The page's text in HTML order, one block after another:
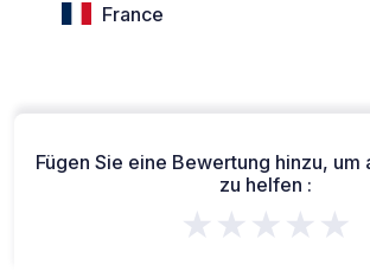
France
Fügen Sie eine Bewertung hinzu, um
zu helfen :
★★★★★